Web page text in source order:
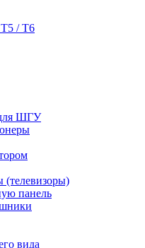
/ T6
ШГУ
панель
вида